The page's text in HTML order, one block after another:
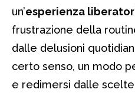
un’esperienza
frustrazione della
dalle delusioni
certo senso, un modo
e redimersi dalle scelte